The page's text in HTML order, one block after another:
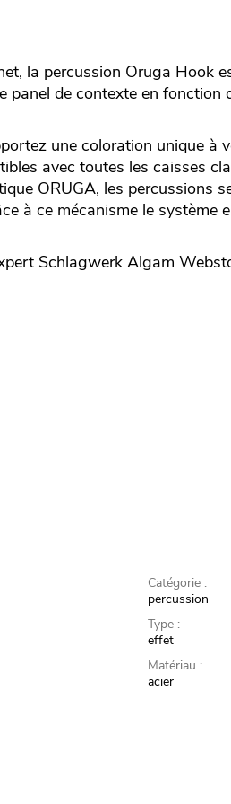
la percussion Oruga Hook
panel de contexte en fonction
une coloration unique à
avec toutes les caisses
ORUGA, les percussions
à ce mécanisme le système
Schlagwerk Algam
Catégorie :
percussion
Type :
effet
Matériau :
acier